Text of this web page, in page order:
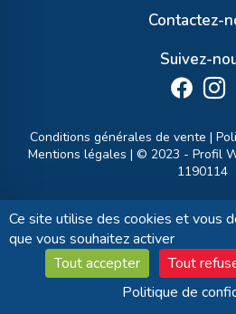
Contactez-
Suivez-
Conditions générales de vente |
Mentions légales | © 2023 - Profil
1190114
Ce site utilise des cookies et vous
que vous souhaitez activer
Tout accepter
Tout
Politique de